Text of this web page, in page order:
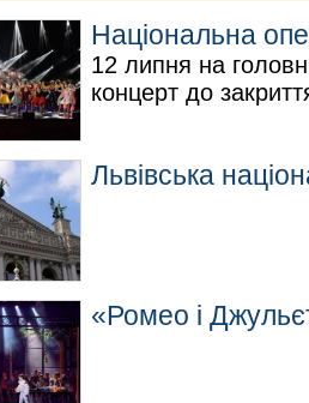
Національна
12 липня на
концерт до
Львівська
«Ромео і